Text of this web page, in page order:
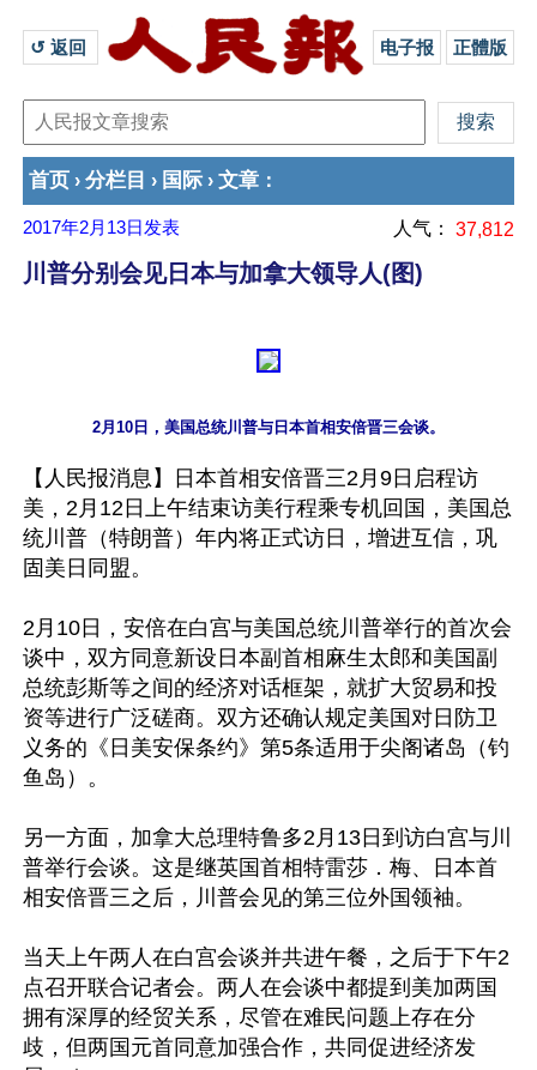
↺ 返回 电子报 正體版
首页 › 分栏目 › 国际 › 文章 ：
2017年2月13日 发表 人气： 37,812
川普分别会见日本与加拿大领导人(图)
【人民报消息】日本首相安倍晋三2月9日启程访
美，2月12日上午结束访美行程乘专机回国，美国总
统川普（特朗普）年内将正式访日，增进互信，巩
固美日同盟。
2月10日，安倍在白宫与美国总统川普举行的首次会
谈中，双方同意新设日本副首相麻生太郎和美国副
总统彭斯等之间的经济对话框架，就扩大贸易和投
资等进行广泛磋商。双方还确认规定美国对日防卫
义务的《日美安保条约》第5条适用于尖阁诸岛（钓
鱼岛）。
另一方面，加拿大总理特鲁多2月13日到访白宫与川
普举行会谈。这是继英国首相特雷莎．梅、日本首
相安倍晋三之后，川普会见的第三位外国领袖。
当天上午两人在白宫会谈并共进午餐，之后于下午2
点召开联合记者会。两人在会谈中都提到美加两国
拥有深厚的经贸关系，尽管在难民问题上存在分
歧，但两国元首同意加强合作，共同促进经济发